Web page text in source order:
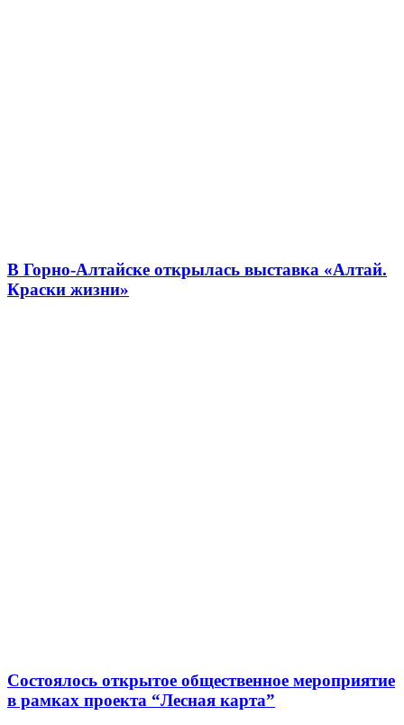
В Горно-Алтайске открылась выставка «Алтай.
Краски жизни»
Состоялось открытое общественное мероприятие
в рамках проекта “Лесная карта”